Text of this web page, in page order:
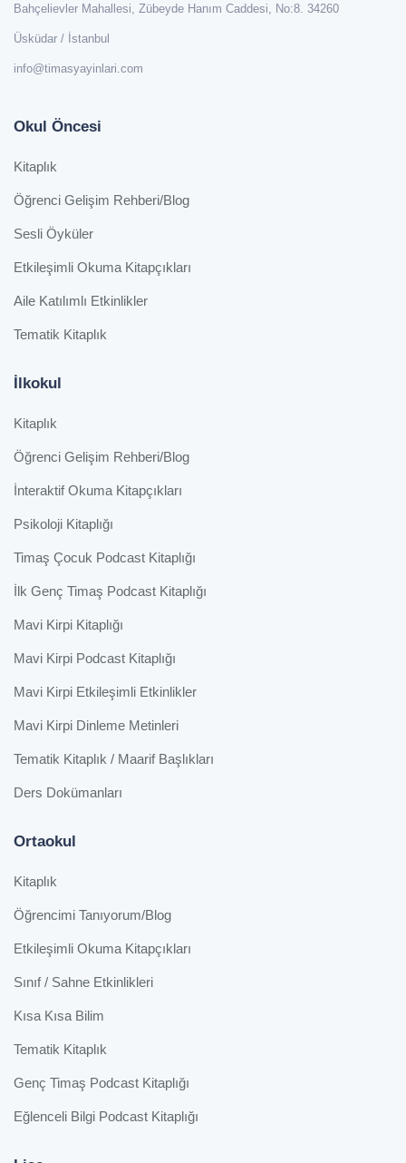
Bahçelievler Mahallesi, Zübeyde Hanım Caddesi, No:8. 34260
Üsküdar / İstanbul
info@timasyayinlari.com
Okul Öncesi
Kitaplık
Öğrenci Gelişim Rehberi/Blog
Sesli Öyküler
Etkileşimli Okuma Kitapçıkları
Aile Katılımlı Etkinlikler
Tematik Kitaplık
İlkokul
Kitaplık
Öğrenci Gelişim Rehberi/Blog
İnteraktif Okuma Kitapçıkları
Psikoloji Kitaplığı
Timaş Çocuk Podcast Kitaplığı
İlk Genç Timaş Podcast Kitaplığı
Mavi Kirpi Kitaplığı
Mavi Kirpi Podcast Kitaplığı
Mavi Kirpi Etkileşimli Etkinlikler
Mavi Kirpi Dinleme Metinleri
Tematik Kitaplık / Maarif Başlıkları
Ders Dokümanları
Ortaokul
Kitaplık
Öğrencimi Tanıyorum/Blog
Etkileşimli Okuma Kitapçıkları
Sınıf / Sahne Etkinlikleri
Kısa Kısa Bilim
Tematik Kitaplık
Genç Timaş Podcast Kitaplığı
Eğlenceli Bilgi Podcast Kitaplığı